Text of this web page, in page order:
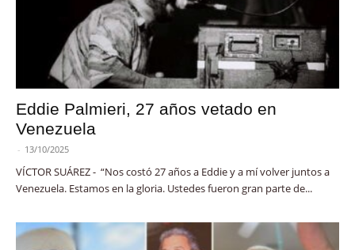
Eddie Palmieri, 27 años vetado en
Venezuela
- 13/10/2025
VÍCTOR SUÁREZ - “Nos costó 27 años a Eddie y a mí volver juntos a
Venezuela. Estamos en la gloria. Ustedes fueron gran parte de...